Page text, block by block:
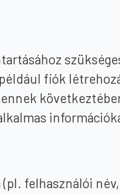
fiók
felhasználói név,